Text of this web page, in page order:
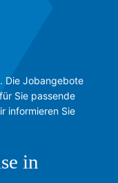
Die Jobangebote
Sie passende
informieren Sie
in